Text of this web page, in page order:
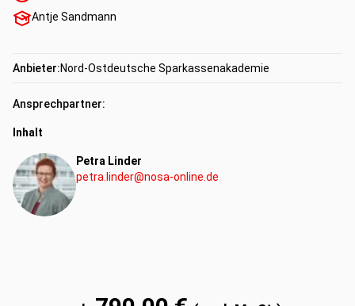
Antje Sandmann
Anbieter:Nord-Ostdeutsche Sparkassenakademie
Ansprechpartner:
Inhalt
Petra Linder
petra.linder@nosa-online.de